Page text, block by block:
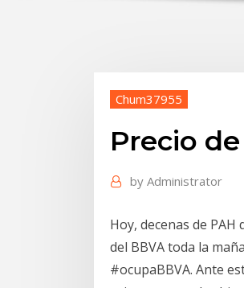
Chum37955
Precio
by Administrator
Hoy, decenas de
del BBVA toda la
#ocupaBBVA. Ante